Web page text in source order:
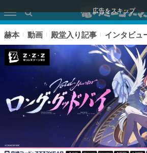
広告をスキップ
赫本 動画 殿堂入り記事 インタビュ